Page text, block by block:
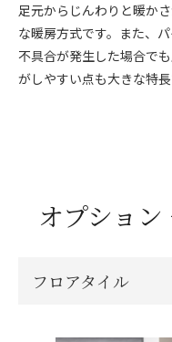
足元からじんわりと暖か
な暖房方式です。また、
不具合が発生した場合で
がしやすい点も大きな特長
オプショ
フロアタイル